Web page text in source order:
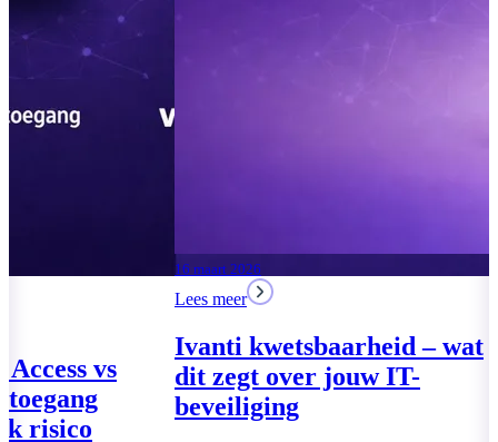
04 augustus 2026
Global
VPN –